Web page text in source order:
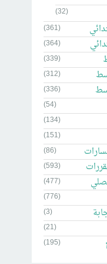
(32)
(361)
(364)
(339)
(312)
(336)
(54)
(134)
(151)
(86)
(593)
(477)
(776)
(3)
(21)
(195)